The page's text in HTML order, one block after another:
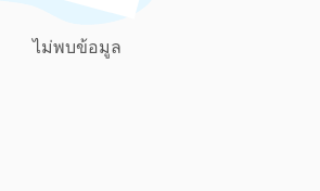
ไม่พบข้อมูล